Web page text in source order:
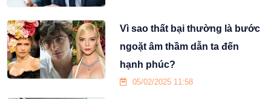
Vì sao thất bại thường là bước
ngoặt âm thầm dẫn ta đến
hạnh phúc?
05/02/2025 11:58